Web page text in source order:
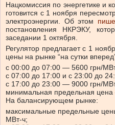
Нацкомиссия по энергетике и
готовится с 1 ноября
электроэнергии. Об этом
постановления НКРЭКУ,
заседании 1 октября.
Регулятор предлагает с 1
цены на рынке “на сутки
с 00:00 до 07:00 — 5600 грн/
с 07:00 до 17:00 и с 23:00 до
с 17:00 до 23:00 — 9000 грн/
минимальная предельная
На балансирующем рынке:
максимальные предельные
МВт-ч;